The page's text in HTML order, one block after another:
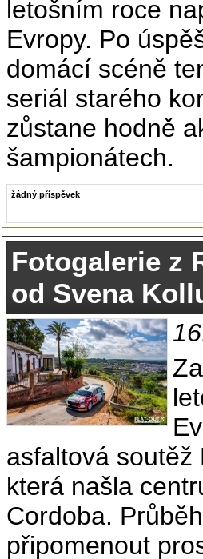
letošním roce
Evropy. Po
domácí scéně
seriál starého
zůstane hodně
šampionátech.
žádný příspěvek
Fotogalerie z
od Svena
asfaltová soutěž
která našla
Cordoba.
připomenout